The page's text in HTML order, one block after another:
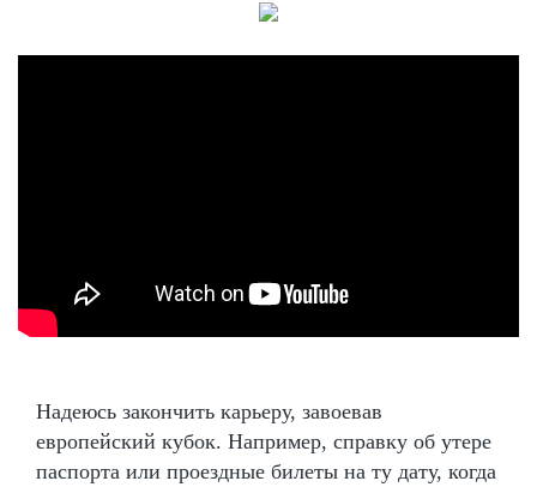
Надеюсь закончить карьеру, завоевав
европейский кубок. Например, справку об утере
паспорта или проездные билеты на ту дату, когда